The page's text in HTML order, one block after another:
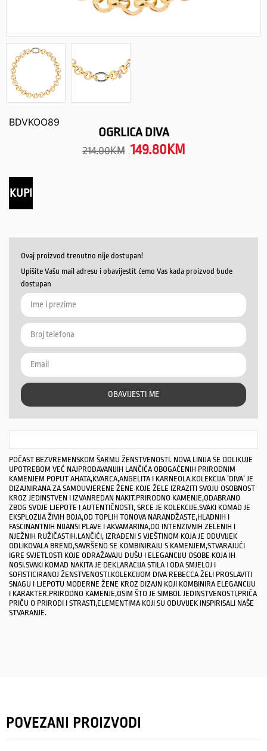
BDVKOO89
OGRLICA DIVA
214.00KM 149.80 KM
KUPI
Ovaj proizvod trenutno nije dostupan!
Upišite Vašu mail adresu i obavijestit ćemo Vas kada proizvod bude
dostupan
OBAVIJESTI ME
POČAST BEZVREMENSKOM ŠARMU ŽENSTVENOSTI. NOVA LINIJA SE ODLIKUJE
UPOTREBOM VEĆ NAJPRODAVANIJIH LANČIĆA OBOGAĆENIH PRIRODNIM
KAMENJEM POPUT AHATA,KVARCA,ANGELITA I KARNEOLA.KOLEKCIJA ‘DIVA‘ JE
DIZAJNIRANA ZA SAMOUVJERENE ŽENE KOJE ŽELE IZRAZITI SVOJU OSOBNOST
KROZ JEDINSTVEN I IZVANREDAN NAKIT.PRIRODNO KAMENJE,ODABRANO
ZBOG SVOJE LJEPOTE I AUTENTIČNOSTI, SRCE JE KOLEKCIJE.SVAKI KOMAD JE
EKSPLOZIJA ŽIVIH BOJA,OD TOPLIH TONOVA NARANDŽASTE,HLADNIH I
FASCINANTNIH NIJANSI PLAVE I AKVAMARINA,DO INTENZIVNIH ZELENIH I
NJEŽNIH RUŽIČASTIH.LANČIĆI, IZRAĐENI S VJEŠTINOM KOJA JE ODUVIJEK
ODLIKOVALA BREND,SAVRŠENO SE KOMBINIRAJU S KAMENJEM,STVARAJUĆI
IGRE SVJETLOSTI KOJE ODRAŽAVAJU DUŠU I ELEGANCIJU OSOBE KOJA IH
NOSI.SVAKI KOMAD NAKITA JE DEKLARACIJA STILA I ODA SMJELOJ I
SOFISTICIRANOJ ŽENSTVENOSTI.KOLEKCIJOM DIVA REBECCA ŽELI PROSLAVITI
SNAGU I LJEPOTU MODERNE ŽENE KROZ DIZAJN KOJI KOMBINIRA ELEGANCIJU
I KARAKTER.PRIRODNO KAMENJE,OSIM ŠTO JE SIMBOL JEDINSTVENOSTI,PRIČA
PRIČU O PRIRODI I STRASTI,ELEMENTIMA KOJI SU ODUVIJEK INSPIRISALI NAŠE
STVARANJE.
POVEZANI PROIZVODI